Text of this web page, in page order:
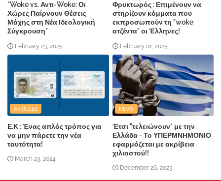
"Woke vs. Αντι-Woke: Οι
Χώρες Παίρνουν Θέσεις
Μάχης στη Νέα Ιδεολογική
Σύγκρουση"
February 23, 2025
Φρυκτωρός : Επιμένουν να
στηρίζουν κόμματα που
εκπροσωπούν τη "woke
ατζέντα" οι Έλληνες!
February 01, 2025
ARTICLES
Ε.Κ : Ένας απλός τρόπος για
να μην πάρετε την νέα
ταυτότητα!
March 23, 2024
NEWS
Έτσι "τελειώνουν" με την
Ελλάδα - Το ΥΠΕΡΜΝΗΜΟΝΙΟ
εφαρμόζεται με ακρίβεια
χιλιοστού!!
December 26, 2023